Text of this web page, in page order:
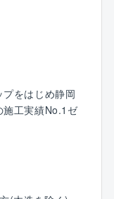
スα
）
をはじめ静岡
施工実績No.1ゼ
管理監督しなが
境などあらゆ